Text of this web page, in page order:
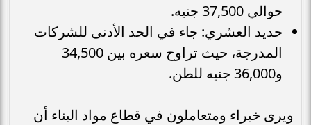
حوالي 37,500 جنيه.
حديد العشري: جاء في الحد الأدنى للشركات
المدرجة، حيث تراوح سعره بين 34,500
و36,000 جنيه للطن.
ويرى خبراء ومتعاملون في قطاع مواد البناء أن